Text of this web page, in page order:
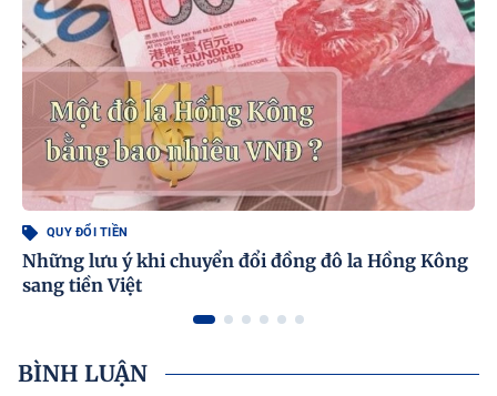
QUY ĐỔI TIỀN
Những lưu ý khi chuyển đổi đồng đô la Hồng Kông
sang tiền Việt
BÌNH LUẬN